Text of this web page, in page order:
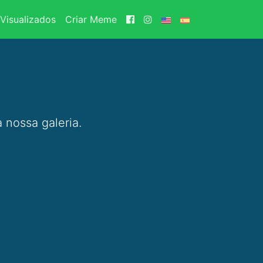
Criar Meme
nossa galeria.